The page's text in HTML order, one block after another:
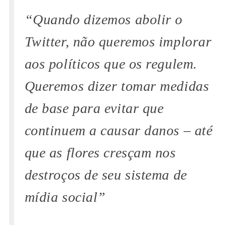
“Quando dizemos abolir o
Twitter, não queremos implorar
aos políticos que os regulem.
Queremos dizer tomar medidas
de base para evitar que
continuem a causar danos – até
que as flores cresçam nos
destroços de seu sistema de
mídia social”